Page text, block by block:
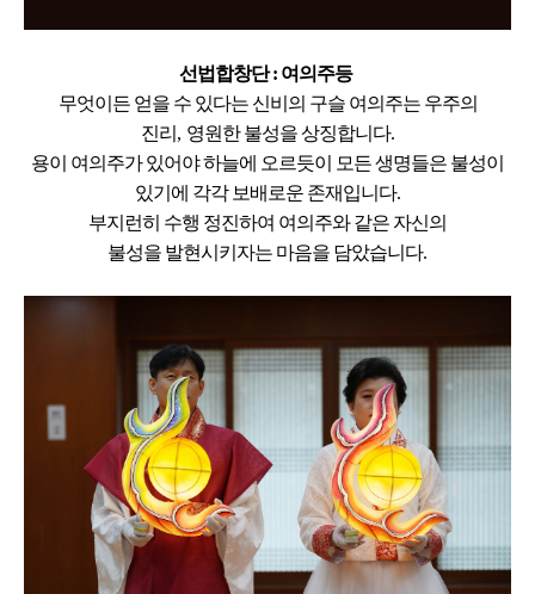
선법합창단 : 여의주등
무엇이든 얻을 수 있다는 신비의 구슬 여의주는 우주의
진리 , 영원한 불성을 상징합니다.
용이 여의주가 있어야 하늘에 오르듯이
모든 생명들은 불성이
있기에 각각 보배로운 존재입니다.
부지런히 수행 정진하여 여의주와 같은 자신의
불성을 발현시키자는 마음을 담았습니다.